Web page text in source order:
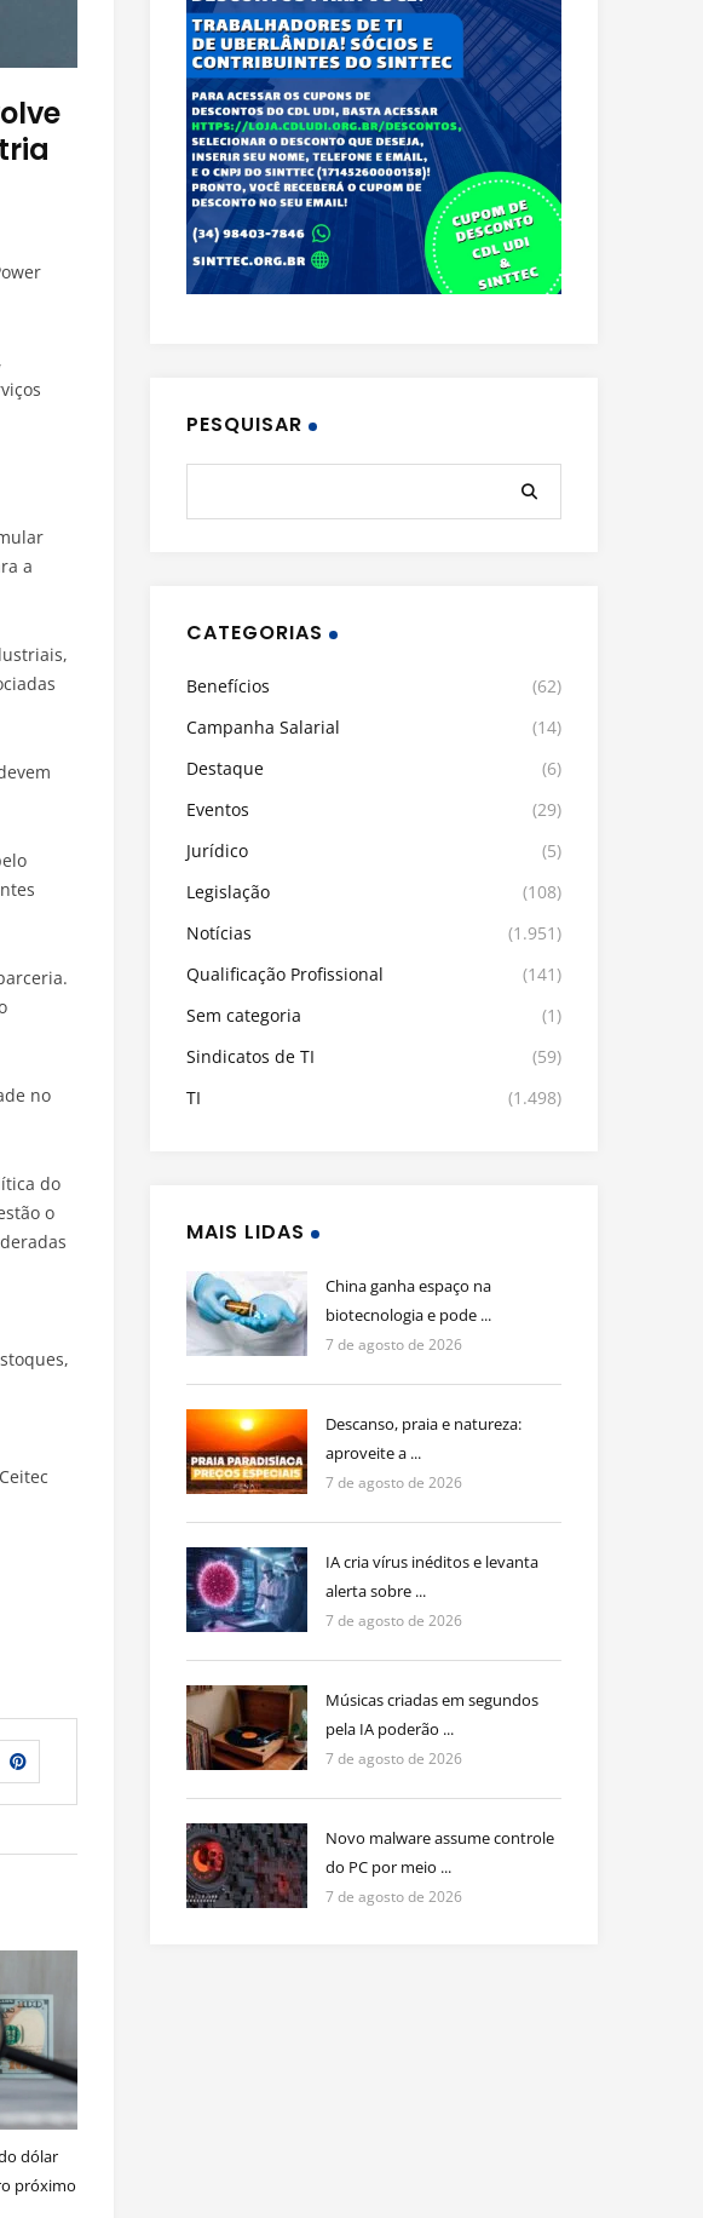
a
no
do
o
dólar
próximo
PESQUISAR
CATEGORIAS
Benefícios
(62)
Campanha Salarial
(14)
Destaque
(6)
Eventos
(29)
Jurídico
(5)
Legislação
(108)
Notícias
(1.951)
Qualificação Profissional
(141)
Sem categoria
(1)
Sindicatos de TI
(59)
TI
(1.498)
MAIS LIDAS
China ganha espaço na
biotecnologia e pode ...
7 de agosto de 2026
Descanso, praia e natureza:
aproveite a ...
7 de agosto de 2026
IA cria vírus inéditos e levanta
alerta sobre ...
7 de agosto de 2026
Músicas criadas em segundos
pela IA poderão ...
7 de agosto de 2026
Novo malware assume controle
do PC por meio ...
7 de agosto de 2026